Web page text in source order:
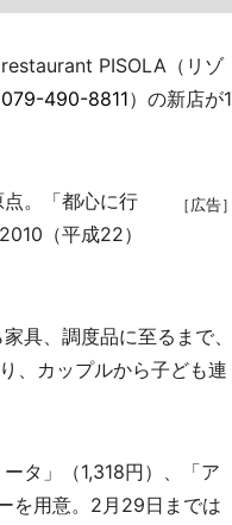
PISOLA（リゾ
079-490-8811）の新店が1
［広告］
。「都心に行
（平成22）
、調度品に至るまで、
、カップルから子ども連
タ」（1,318円）、「ア
を用意。2月29日までは